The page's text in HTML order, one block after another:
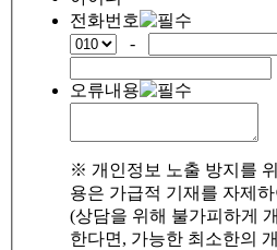
전화번호
-
오류내용
※ 개인정보 노출 방지를
용은 가급적 기재를 자제
(상담을 위해 불가피하게
한다면, 가능한 최소한의